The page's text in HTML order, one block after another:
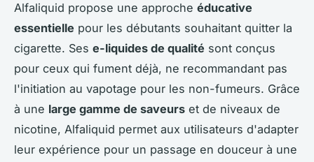
Alfaliquid propose une approche éducative
essentielle pour les débutants souhaitant quitter la
cigarette. Ses e-liquides de qualité sont conçus
pour ceux qui fument déjà, ne recommandant pas
l'initiation au vapotage pour les non-fumeurs. Grâce
à une large gamme de saveurs et de niveaux de
nicotine, Alfaliquid permet aux utilisateurs d'adapter
leur expérience pour un passage en douceur à une